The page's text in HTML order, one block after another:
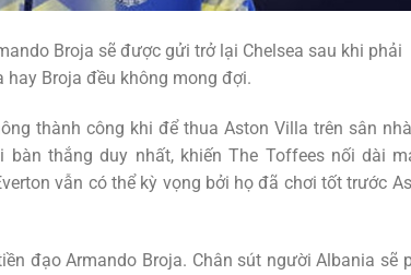
Broja sẽ được gửi trở lại Chelsea sau khi phải
hay Broja đều không mong đợi.
thành công khi để thua Aston Villa trên sân
bàn thắng duy nhất, khiến The Toffees nối dài
vẫn có thể kỳ vọng bởi họ đã chơi tốt trước
đạo Armando Broja. Chân sút người Albania sẽ